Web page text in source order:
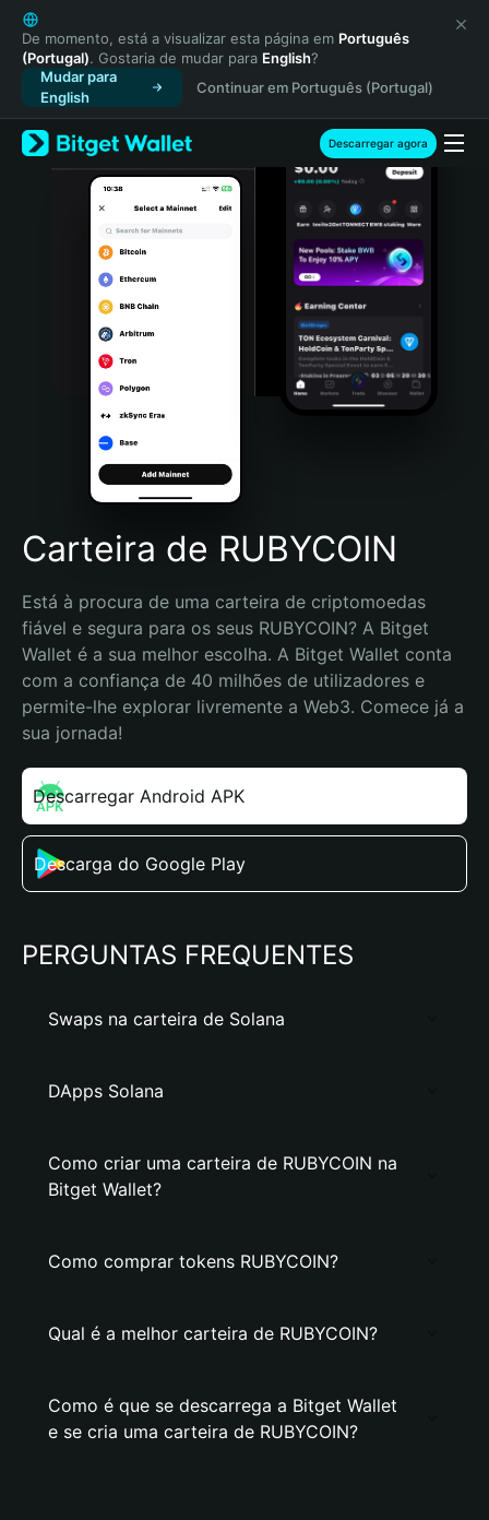
English
日本語
Tiếng Việt
Русский
Español (Latinoamérica)
Türkçe
Italiano
Português (Portugal)
Bahasa Indonesia
Português (Brasil)
Español (Argentina)
De momento, está a visualizar esta página em Português
(Portugal). Gostaria de mudar para English?
Mudar para
English
Continuar em Português (Portugal)
Descarregar agora
Carteira de RUBYCOIN
Está à procura de uma carteira de criptomoedas
fiável e segura para os seus RUBYCOIN? A Bitget
Wallet é a sua melhor escolha. A Bitget Wallet conta
com a confiança de 40 milhões de utilizadores e
permite-lhe explorar livremente a Web3. Comece já a
sua jornada!
Descarregar Android APK
Descarga do Google Play
PERGUNTAS FREQUENTES
Swaps na carteira de Solana
DApps Solana
Como criar uma carteira de RUBYCOIN na
Bitget Wallet?
Como comprar tokens RUBYCOIN?
Qual é a melhor carteira de RUBYCOIN?
Como é que se descarrega a Bitget Wallet
e se cria uma carteira de RUBYCOIN?